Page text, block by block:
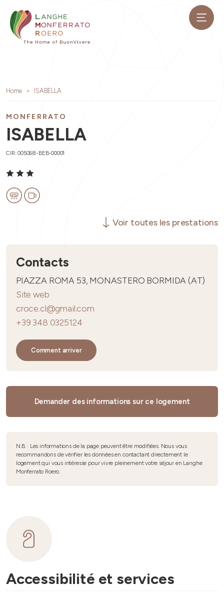
Home ISABELLA
MONFERRATO
ISABELLA
CIR: 005068-BEB-00001
Voir toutes les prestations
Contacts
PIAZZA ROMA 53, MONASTERO BORMIDA (AT)
Site web
croce.cl@gmail.com
+39 348 0325124
Comment arriver
Demander des informations sur ce logement
N.B. : Les informations de la page peuvent être modifiées. Nous vous
recommandons de vérifier les données en contactant directement le
logement qui vous intéresse pour vivre pleinement votre séjour en Langhe
Monferrato Roero.
Accessibilité et services